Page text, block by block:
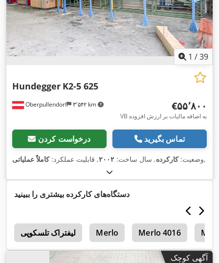
1 /39
Oberpullendorf ۳٬۵۴۲ km
Hundegger K2-5 625
‎€۵۵٬۸۰۰
VB به اضافه مالیات بر ارزش افزوده
درخواست کردن تماس بگیرید
وضعیت:کارکرده, سال ساخت: ۲۰۰۲, قابلیت عملکرد:کاملاً عملیاتی ,
دستگاه‌های کارکرده بیشتری را ببینید
لیفتراک تلسکوپی Merlo Merlo 4016
آگهی کوچک